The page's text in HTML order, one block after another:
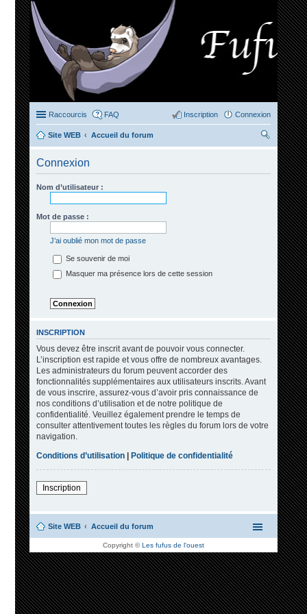
Raccourcis FAQ Connexion
Inscription
Site WEB
Accueil du forum
Connexion
Nom d’utilisateur :
Mot de passe :
J’ai oublié mon mot de passe
Se souvenir de moi
Masquer ma présence lors de cette session
INSCRIPTION
Vous devez être inscrit avant de pouvoir vous connecter.
L’inscription est rapide et vous offre de nombreux avantages.
Les administrateurs du forum peuvent accorder des
fonctionnalités supplémentaires aux utilisateurs inscrits. Avant
de vous inscrire, assurez-vous d’avoir pris connaissance de
nos conditions d’utilisation et de notre politique de
confidentialité. Veuillez également prendre le temps de
consulter attentivement toutes les règles du forum lors de votre
navigation.
Conditions d’utilisation| Politique de confidentialité
Inscription
Site WEB Accueil du forum
Copyright ©Les fufus de l'ouest